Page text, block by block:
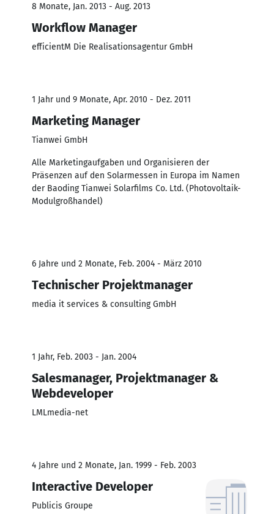
8 Monate, Jan. 2013 - Aug. 2013
Workflow Manager
efficientM Die Realisationsagentur GmbH
1 Jahr und 9 Monate, Apr. 2010 - Dez. 2011
Marketing Manager
Tianwei GmbH
Alle Marketingaufgaben und Organisieren der
Präsenzen auf den Solarmessen in Europa im Namen
der Baoding Tianwei Solarfilms Co. Ltd. (Photovoltaik-
Modulgroßhandel)
6 Jahre und 2 Monate, Feb. 2004 - März 2010
Technischer Projektmanager
media it services & consulting GmbH
1 Jahr, Feb. 2003 - Jan. 2004
Salesmanager, Projektmanager &
Webdeveloper
LMLmedia-net
4 Jahre und 2 Monate, Jan. 1999 - Feb. 2003
Interactive Developer
Publicis Groupe